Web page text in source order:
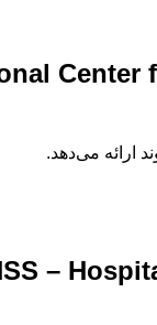
ارائه می‌دهد.